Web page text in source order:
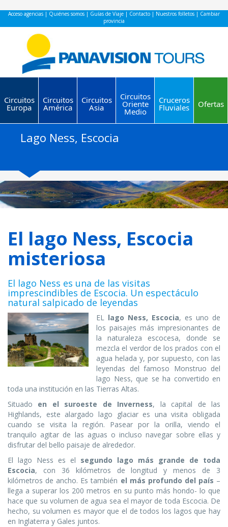
Acceso agencias | Quiénes somos | Guías de Viaje | Contacto | Nuestros folletos | Cambiar
provincia
Circuitos
Europa
Circuitos
América
Circuitos
Asia
Circuitos
Oriente
Medio
Cruceros
Fluviales Ofertas
Lago Ness, Escocia
El lago Ness, Escocia
misteriosa
El lago Ness es una de las visitas
imprescindibles de Escocia. Un espectáculo
natural salpicado de leyendas
EL lago Ness, Escocia, es uno de
los paisajes más impresionantes de
la naturaleza escocesa, donde se
mezcla el verdor de los prados con el
agua helada y, por supuesto, con las
leyendas del famoso Monstruo del
lago Ness, que se ha convertido en
toda una institución en las Tierras Altas.
Situado en el suroeste de Inverness, la capital de las
Highlands, este alargado lago glaciar es una visita obligada
cuando se visita la región. Pasear por la orilla, viendo el
tranquilo agitar de las aguas o incluso navegar sobre ellas y
disfrutar del bello paisaje de alrededor.
El lago Ness es el segundo lago más grande de toda
Escocia, con 36 kilómetros de longitud y menos de 3
kilómetros de ancho. Es también el más profundo del país –
llega a superar los 200 metros en su punto más hondo- lo que
hace que su volumen de agua sea el mayor de toda Escocia. De
hecho, su volumen es mayor que el de todos los lagos que hay
en Inglaterra y Gales juntos.